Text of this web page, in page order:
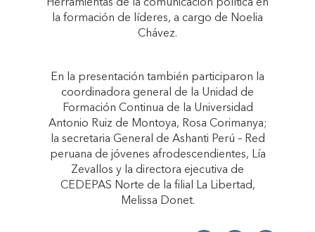
Herramientas de la comunicación política en
la formación de líderes, a cargo de Noelia
Chávez.
En la presentación también participaron la
coordinadora general de la Unidad de
Formación Continua de la Universidad
Antonio Ruiz de Montoya, Rosa Corimanya;
la secretaria General de Ashanti Perú – Red
peruana de jóvenes afrodescendientes, Lía
Zevallos y la directora ejecutiva de
CEDEPAS Norte de la filial La Libertad,
Melissa Donet.